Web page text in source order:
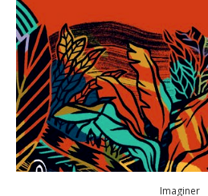
Imaginer